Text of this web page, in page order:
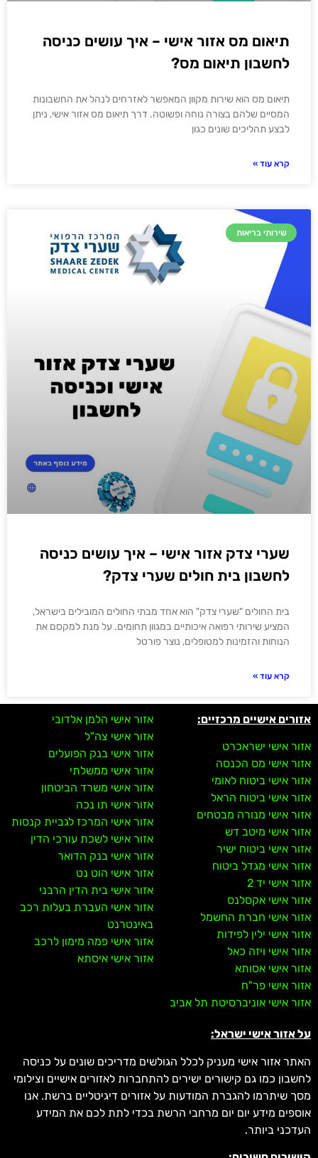
תיאום מס אזור אישי – איך עושים כניסה
לחשבון תיאום מס?
תיאום מס הוא שירות מקוון המאפשר לאזרחים לנהל את החשבונות
המסיים שלהם בצורה נוחה ופשוטה. דרך תיאום מס אזור אישי, ניתן
לבצע תהליכים שונים כגון
קרא עוד »
שירותי בריאות
שערי צדק אזור אישי – איך עושים כניסה
לחשבון בית חולים שערי צדק?
בית החולים "שערי צדק" הוא אחד מבתי החולים המובילים בישראל,
המציע שירותי רפואה איכותיים במגוון תחומים. על מנת למקסם את
הנוחות והזמינות למטופלים, נוצר פורטל
קרא עוד »
אזורים אישיים מרכזיים:
אזור אישי ישראכרט
אזור אישי מס הכנסה
אזור אישי ביטוח לאומי
אזור אישי ביטוח הראל
אזור אישי מנורה מבטחים
אזור אישי מיטב דש
אזור אישי ביטוח ישיר
אזור אישי מגדל ביטוח
אזור אישי יד 2
אזור אישי אקסלנס
אזור אישי חברת החשמל
אזור אישי ילין לפידות
אזור אישי ויזה כאל
אזור אישי אסותא
אזור אישי פר"ח
אזור אישי אוניברסיטת תל אביב
אזור אישי הלמן אלדובי
אזור אישי צה"ל
אזור אישי בנק הפועלים
אזור אישי ממשלתי
אזור אישי משרד הביטחון
אזור אישי תו נכה
אזור אישי המרכז לגביית קנסות
אזור אישי לשכת עורכי הדין
אזור אישי בנק הדואר
אזור אישי הוט נט
אזור אישי בית הדין הרבני
אזור אישי העברת בעלות רכב
באינטרנט
אזור אישי פמה מימון לרכב
אזור אישי איסתא
על אזור אישי ישראל:
האתר אזור אישי מעניק לכלל הגולשים מדריכים שונים על כניסה
לחשבון כמו גם קישורים ישירים להתחברות לאזורים אישיים וצילומי
מסך שיתרמו להגברת המודעות על אזורים דיגיטליים ברשת. אנו
אוספים מידע יום יום מרחבי הרשת בכדי לתת לכם את המידע
העדכני ביותר.